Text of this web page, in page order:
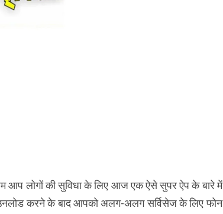
आप लोगों की सुविधा के लिए आज एक ऐसे सुपर ऐप के बारे में
करने के बाद आपको अलग-अलग सर्विसेज के लिए फोन